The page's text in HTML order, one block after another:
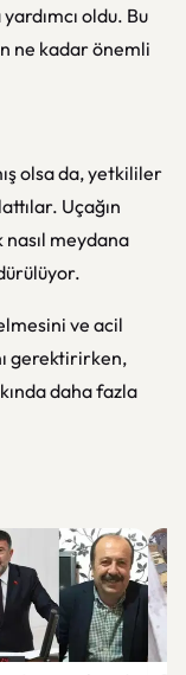
oldu. Bu
ne kadar önemli
olsa da, yetkililer
Uçağın
nasıl meydana
ve acil
gerektirirken,
daha fazla